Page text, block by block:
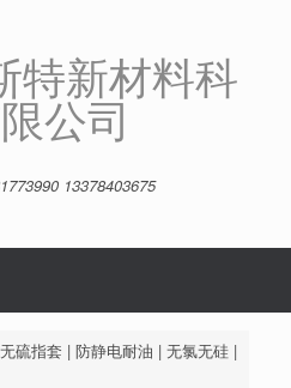
特新材料科
公司
13378403675
硫指套 | 防静电耐油 | 无氯无硅 |